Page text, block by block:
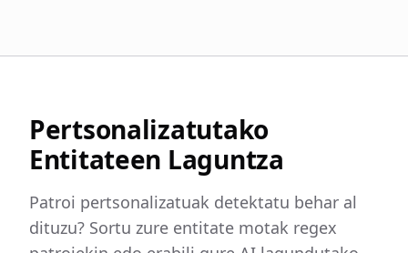
Pertsonalizatutako
Entitateen Laguntza
Patroi pertsonalizatuak detektatu behar al
dituzu? Sortu zure entitate motak regex